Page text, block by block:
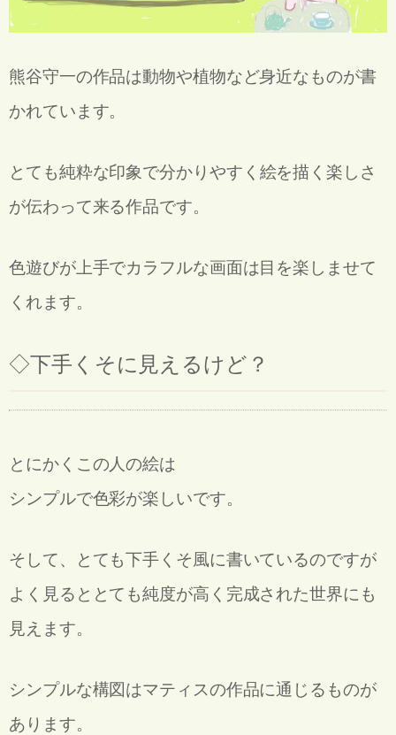
熊谷守一の作品は動物や植物など身近なものが書
かれています。
とても純粋な印象で分かりやすく 絵を描く楽しさ
が伝わって来る作品です。
色遊びが上手でカラフルな画面は目を楽しませて
くれます。
◇下手くそに見えるけど？
とにかくこの人の絵は
シンプルで色彩が楽しいです。
そして、とても下手くそ風に書いているのですが
よく見るととても純度が高く完成された世界にも
見えます。
シンプルな構図はマティスの作品に通じるものが
あります。